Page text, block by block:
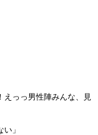
えっっ男性陣みんな、見
」